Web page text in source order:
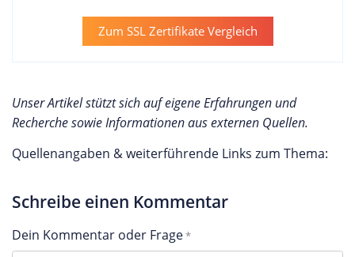
Zum SSL Zertifikate Vergleich
Unser Artikel stützt sich auf eigene Erfahrungen und
Recherche sowie Informationen aus externen Quellen.
Quellenangaben & weiterführende Links zum Thema:
Schreibe einen Kommentar
Dein Kommentar oder Frage